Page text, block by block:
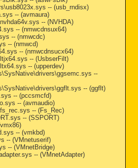
-- (usb_rndisx)
-- (avmaura)
-- (NVHDA)
-- (nmwcdnsux64)
-- (nmwcdc)
-- (nmwcd)
-- (nmwcdnsucx64)
-- (UsbserFilt)
-- (upperdev)
--
-- (ggflt)
-- (pccsmcfd)
-- (avmaudio)
-- (Fs_Rec)
-- (SSPORT)
-- (vmkbd)
-- (VMnetuserif)
-- (VMnetBridge)
-- (VMnetAdapter)